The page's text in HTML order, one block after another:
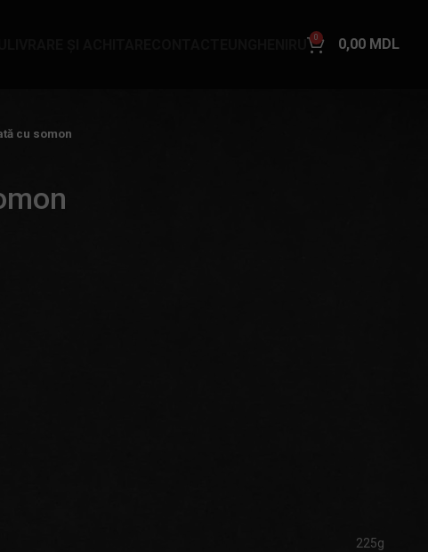
0 0,00 MDL
cu somon
225g